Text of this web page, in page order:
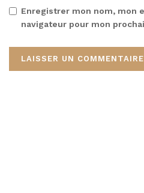
Enregistrer mon nom, mon
navigateur pour mon